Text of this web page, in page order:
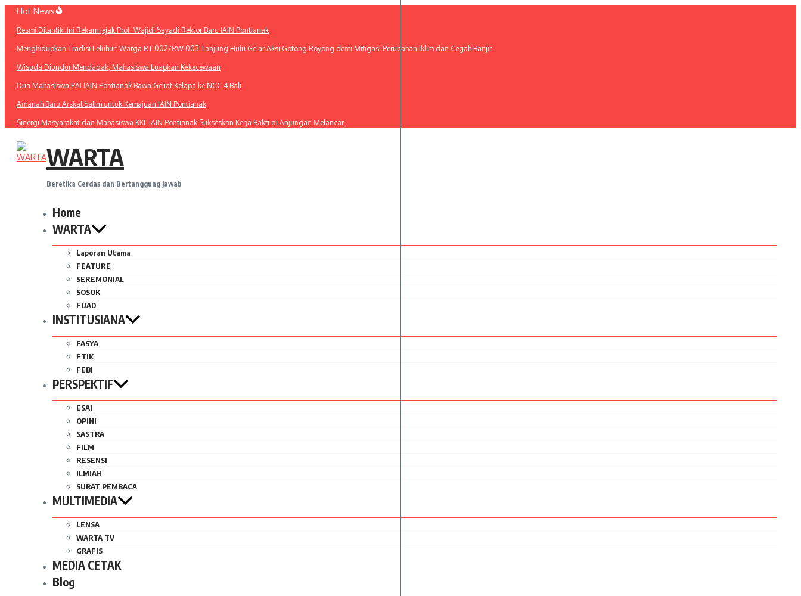
Lewati
konten
Hot News
Resmi Dilantik! Ini Rekam Jejak Prof. Wajidi Sayadi Rektor Baru IAIN Pontianak
Menghidupkan Tradisi Leluhur: Warga RT 002/RW 003 Tanjung Hulu Gelar Aksi Gotong Royong demi Mitigasi Perubahan Iklim dan Cegah Banjir
Wisuda Diundur Mendadak, Mahasiswa Luapkan Kekecewaan
Dua Mahasiswa PAI IAIN Pontianak Bawa Geliat Kelapa ke NCC 4 Bali
Amanah Baru Arskal Salim untuk Kemajuan IAIN Pontianak
Sinergi Masyarakat dan Mahasiswa KKL IAIN Pontianak Sukseskan Kerja Bakti di Anjungan Melancar
WARTA
Beretika Cerdas dan Bertanggung Jawab
Home
WARTA
Laporan Utama
FEATURE
SEREMONIAL
SOSOK
FUAD
INSTITUSIANA
FASYA
FTIK
FEBI
PERSPEKTIF
ESAI
OPINI
SASTRA
FILM
RESENSI
ILMIAH
SURAT PEMBACA
MULTIMEDIA
LENSA
WARTA TV
GRAFIS
MEDIA CETAK
Blog